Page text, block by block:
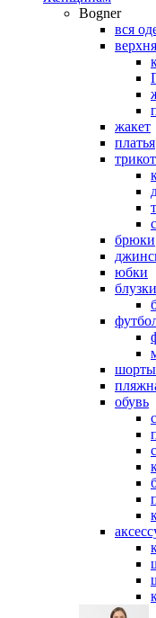
Bogner
вся
жакет
платья
брюки
юбки
блузки
шорты
oбувь